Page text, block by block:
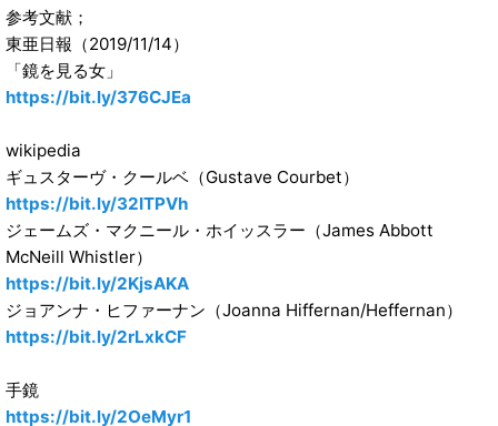
参考文献；
東亜日報（2019/11/14）
「鏡を見る女」
https://bit.ly/376CJEa
wikipedia
ギュスターヴ・クールベ（Gustave Courbet）
https://bit.ly/32ITPVh
ジェームズ・マクニール・ホイッスラー（James Abbott
McNeill Whistler）
https://bit.ly/2KjsAKA
ジョアンナ・ヒファーナン（Joanna Hiffernan/Heffernan）
https://bit.ly/2rLxkCF
手鏡
https://bit.ly/2OeMyr1